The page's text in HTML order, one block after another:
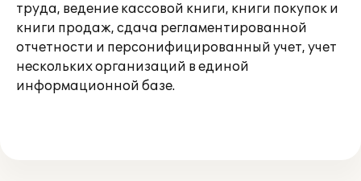
труда, ведение кассовой книги, книги покупок и
книги продаж, сдача регламентированной
отчетности и персонифицированный учет, учет
нескольких организаций в единой
информационной базе.